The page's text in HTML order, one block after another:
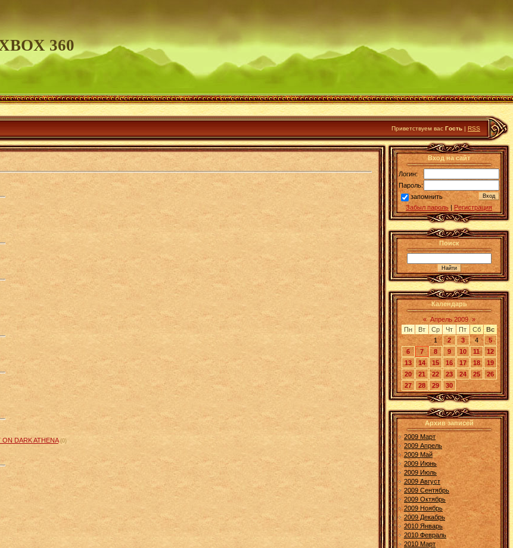
360
Приветствуем вас Гость | RSS
DARK ATHENA (0)
Вход на сайт
Логин:
Пароль:
запомнить
Забыл пароль | Регистрация
Поиск
Календарь
« Апрель 2009 »
Пн
Вт Ср Чт Пт Сб
Вс
1
2 3 4
5
6
7 8 9 10 11
12
13
14 15 16 17 18
19
20
21 22 23 24 25
26
27
28 29 30
Архив записей
2009 Март
2009 Апрель
2009 Май
2009 Июнь
2009 Июль
2009 Август
2009 Сентябрь
2009 Октябрь
2009 Ноябрь
2009 Декабрь
2010 Январь
2010 Февраль
2010 Март